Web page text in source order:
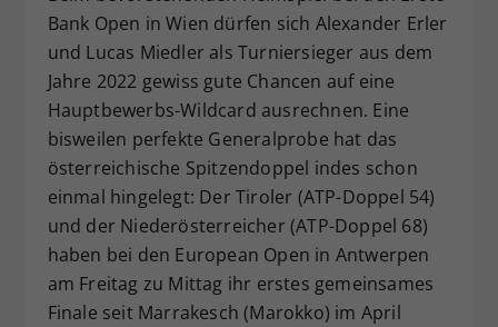
Bank Open in Wien dürfen sich Alexander Erler
und Lucas Miedler als Turniersieger aus dem
Jahre 2022 gewiss gute Chancen auf eine
Hauptbewerbs-Wildcard ausrechnen. Eine
bisweilen perfekte Generalprobe hat das
österreichische Spitzendoppel indes schon
einmal hingelegt: Der Tiroler (ATP-Doppel 54)
und der Niederösterreicher (ATP-Doppel 68)
haben bei den European Open in Antwerpen
am Freitag zu Mittag ihr erstes gemeinsames
Finale seit Marrakesch (Marokko) im April
Zweck
Dieser Wert speichert Ihre Consent-
Einstellungen. Unter anderem eine
zufällig generierte ID, für die
historische Speicherung Ihrer
Webseiten-Betreiber dies eingestellt
hat.